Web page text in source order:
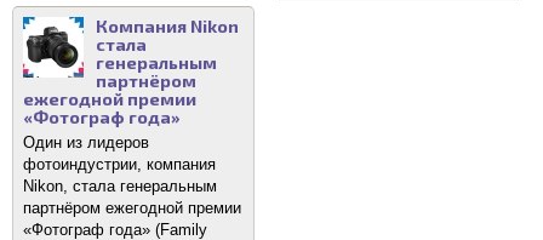
Компания Nikon
стала
генеральным
партнёром
ежегодной премии
«Фотограф года»
Один из лидеров
фотоиндустрии, компания
Nikon, стала генеральным
партнёром ежегодной премии
«Фотограф года» (Family